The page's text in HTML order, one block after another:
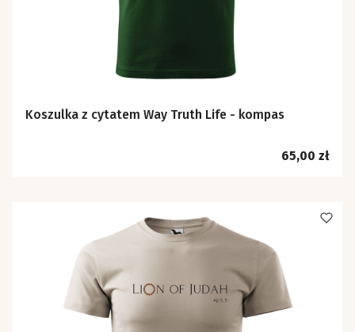
Koszulka z cytatem Way Truth Life - kompas
Cena
65,00 zł